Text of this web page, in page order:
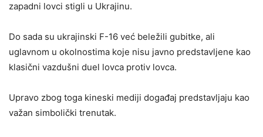
zapadni lovci stigli u Ukrajinu.
Do sada su ukrajinski F-16 već beležili gubitke, ali
uglavnom u okolnostima koje nisu javno predstavljene kao
klasični vazdušni duel lovca protiv lovca.
Upravo zbog toga kineski mediji događaj predstavljaju kao
važan simbolički trenutak.